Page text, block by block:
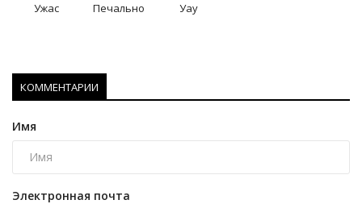
Ужас Печально Уау
КОММЕНТАРИИ
Имя
Электронная почта